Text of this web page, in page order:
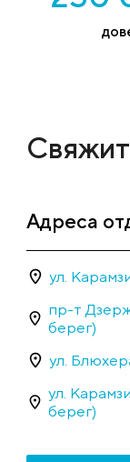
Адреса
ул.
пр-т
берег)
ул.
ул.
берег)